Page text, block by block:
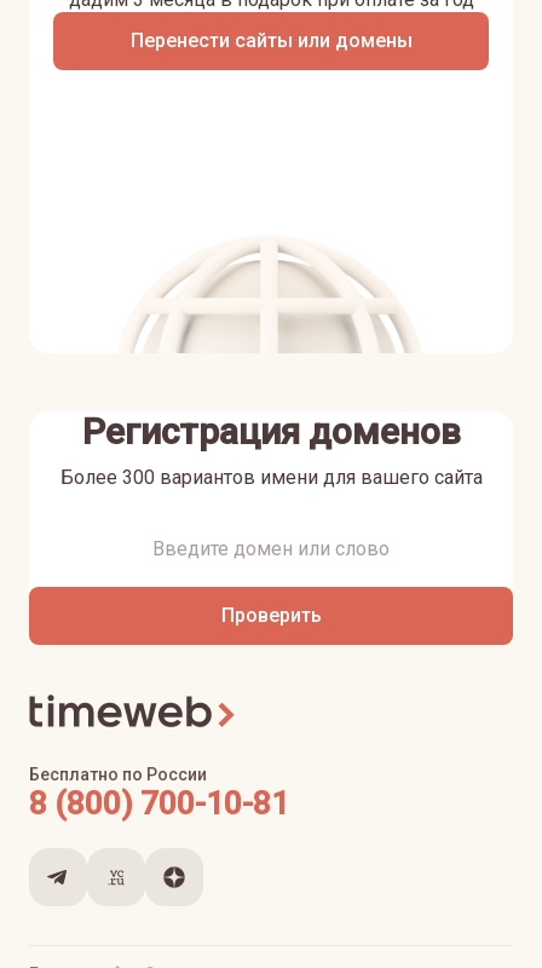
Перенести сайты или домены
Регистрация доменов
Более 300 вариантов имени для вашего сайта
Проверить
Бесплатно по России
8 (800) 700-10-81